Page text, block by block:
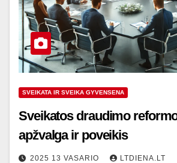
SVEIKATA IR SVEIKA GYVENSENA
Sveikatos draudimo
apžvalga ir poveikis
2025 13 VASARIO LTDIENA.LT